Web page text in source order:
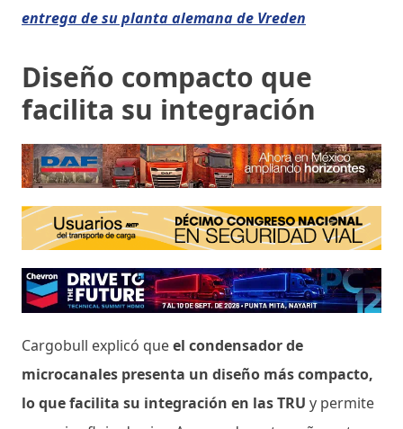
entrega de su planta alemana de Vreden
Diseño compacto que
facilita su integración
Cargobull explicó queel condensador de
microcanales presenta un diseño más compacto,
lo que facilita su integración en las TRU y permite